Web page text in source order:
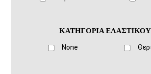
ΚΑΤΗΓΟΡΙΑ ΕΛΑΣΤΙΚΟΥ
None